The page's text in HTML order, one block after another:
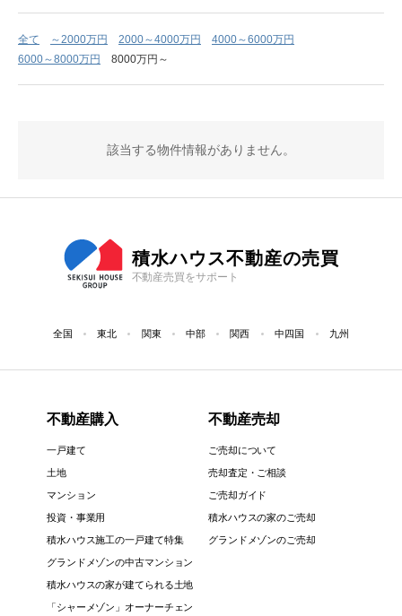
全て ～2000万円 2000～4000万円
4000～6000万円
6000～8000万円
8000万円～
該当する物件情報がありません。
積水ハウス不動産の売買
不動産売買をサポート
全国 東北 関東 中部 関西 中四国 九州
不動産購入
一戸建て
土地
マンション
投資・事業用
積水ハウス施工の一戸建て特集
グランドメゾンの中古マンション
積水ハウスの家が建てられる土地
「シャーメゾン」オーナーチェン
不動産売却
ご売却について
売却査定・ご相談
ご売却ガイド
積水ハウスの家のご売却
グランドメゾンのご売却